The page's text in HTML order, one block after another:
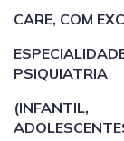
CARE, COM
PSIQUIATRIA
(INFANTIL,